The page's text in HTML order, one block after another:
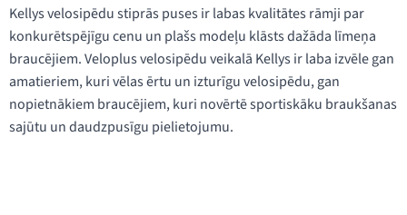
Kellys velosipēdu stiprās puses ir labas kvalitātes rāmji par
konkurētspējīgu cenu un plašs modeļu klāsts dažāda līmeņa
braucējiem. Veloplus velosipēdu veikalā Kellys ir laba izvēle gan
amatieriem, kuri vēlas ērtu un izturīgu velosipēdu, gan
nopietnākiem braucējiem, kuri novērtē sportiskāku braukšanas
sajūtu un daudzpusīgu pielietojumu.